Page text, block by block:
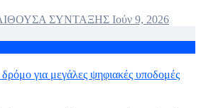
ΣΥΝΤΑΞΗΣ Ιούν 9, 2026